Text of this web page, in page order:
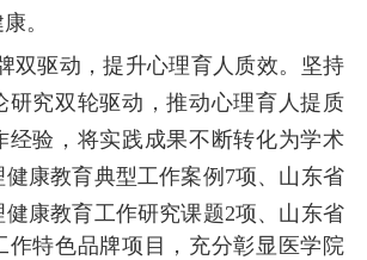
。
双驱动，提升心理育人质效。坚持
研究双轮驱动，推动心理育人提质
经验，将实践成果不断转化为学术
康教育典型工作案例 7项、山东省
康教育工作研究课题2项、山东省
作特色品牌项目，充分彰显医学院